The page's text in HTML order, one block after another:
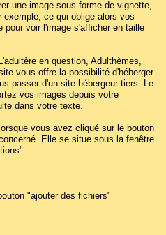
une image sous forme de vignette,
ce qui oblige alors vos
pour voir l'image s'afficher en taille
en question, Adulthèmes,
vous offre la possibilité d'héberger
passer d'un site hébergeur tiers. Le
vos images depuis votre
dans votre texte.
vous avez cliqué sur le bouton
Elle se situe sous la fenêtre
"ajouter des fichiers"